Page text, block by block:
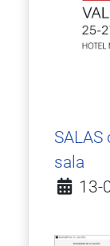
sala
13-